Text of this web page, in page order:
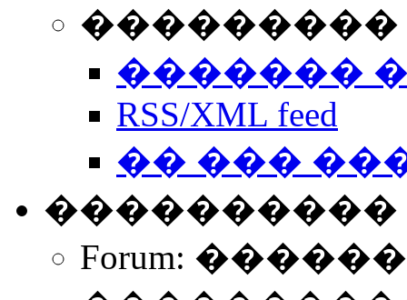
���������
�������
RSS/XML feed
�� ���
����������
Forum: